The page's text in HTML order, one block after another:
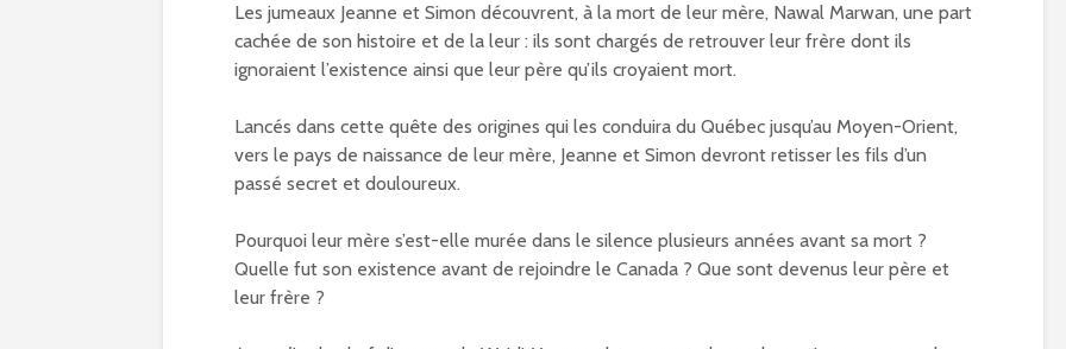
Les jumeaux Jeanne et Simon découvrent, à la mort de leur mère, Nawal Marwan, une part
cachée de son histoire et de la leur : ils sont chargés de retrouver leur frère dont ils
ignoraient l’existence ainsi que leur père qu’ils croyaient mort.
Lancés dans cette quête des origines qui les conduira du Québec jusqu’au Moyen-Orient,
vers le pays de naissance de leur mère, Jeanne et Simon devront retisser les fils d’un
passé secret et douloureux.
Pourquoi leur mère s’est-elle murée dans le silence plusieurs années avant sa mort ?
Quelle fut son existence avant de rejoindre le Canada ? Que sont devenus leur père et
leur frère ?